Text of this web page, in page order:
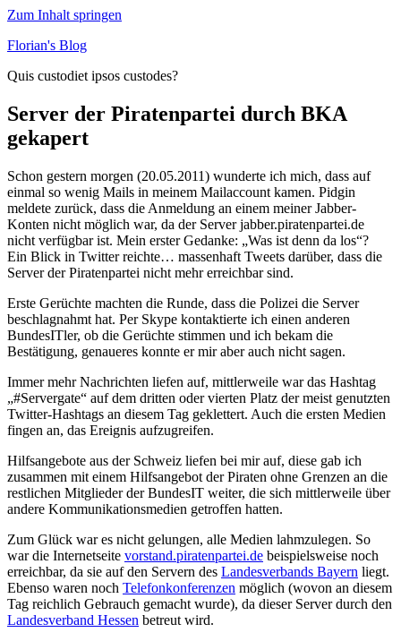
Zum Inhalt springen
Florian's Blog
Quis custodiet ipsos custodes?
Server der Piratenpartei durch BKA
gekapert
Schon gestern morgen (20.05.2011) wunderte ich mich, dass auf
einmal so wenig Mails in meinem Mailaccount kamen. Pidgin
meldete zurück, dass die Anmeldung an einem meiner Jabber-
Konten nicht möglich war, da der Server jabber.piratenpartei.de
nicht verfügbar ist. Mein erster Gedanke: „Was ist denn da los“?
Ein Blick in Twitter reichte… massenhaft Tweets darüber, dass die
Server der Piratenpartei nicht mehr erreichbar sind.
Erste Gerüchte machten die Runde, dass die Polizei die Server
beschlagnahmt hat. Per Skype kontaktierte ich einen anderen
BundesITler, ob die Gerüchte stimmen und ich bekam die
Bestätigung, genaueres konnte er mir aber auch nicht sagen.
Immer mehr Nachrichten liefen auf, mittlerweile war das Hashtag
„#Servergate“ auf dem dritten oder vierten Platz der meist genutzten
Twitter-Hashtags an diesem Tag geklettert. Auch die ersten Medien
fingen an, das Ereignis aufzugreifen.
Hilfsangebote aus der Schweiz liefen bei mir auf, diese gab ich
zusammen mit einem Hilfsangebot der Piraten ohne Grenzen an die
restlichen Mitglieder der BundesIT weiter, die sich mittlerweile über
andere Kommunikationsmedien getroffen hatten.
Zum Glück war es nicht gelungen, alle Medien lahmzulegen. So
war die Internetseite vorstand.piratenpartei.de beispielsweise noch
erreichbar, da sie auf den Servern des Landesverbands Bayern liegt.
Ebenso waren noch Telefonkonferenzen möglich (wovon an diesem
Tag reichlich Gebrauch gemacht wurde), da dieser Server durch den
Landesverband Hessen betreut wird.